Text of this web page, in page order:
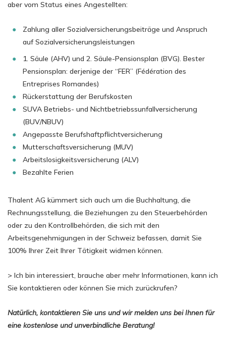
aber vom Status eines Angestellten:
Zahlung aller Sozialversicherungsbeiträge und Anspruch
auf Sozialversicherungsleistungen
1. Säule (AHV) und 2. Säule-Pensionsplan (BVG). Bester
Pensionsplan: derjenige der “FER” (Fédération des
Entreprises Romandes)
Rückerstattung der Berufskosten
SUVA Betriebs- und Nichtbetriebssunfallversicherung
(BUV/NBUV)
Angepasste Berufshaftpflichtversicherung
Mutterschaftsversicherung (MUV)
Arbeitslosigkeitsversicherung (ALV)
Bezahlte Ferien
Thalent AG kümmert sich auch um die Buchhaltung, die
Rechnungsstellung, die Beziehungen zu den Steuerbehörden
oder zu den Kontrollbehörden, die sich mit den
Arbeitsgenehmigungen in der Schweiz befassen, damit Sie
100% Ihrer Zeit Ihrer Tätigkeit widmen können.
> Ich bin interessiert, brauche aber mehr Informationen, kann ich
Sie kontaktieren oder können Sie mich zurückrufen?
Natürlich, kontaktieren Sie uns und wir melden uns bei Ihnen für
eine kostenlose und unverbindliche Beratung!